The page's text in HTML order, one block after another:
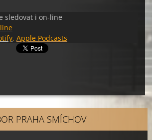
sledovat i on-line
, Apple Podcasts
PRAHA SMÍCHOV